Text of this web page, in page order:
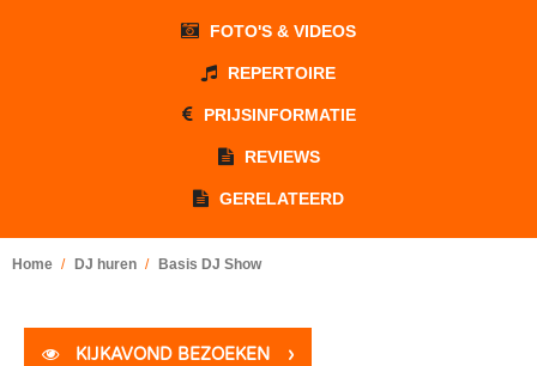
FOTO'S & VIDEOS
REPERTOIRE
PRIJSINFORMATIE
REVIEWS
GERELATEERD
Home DJ huren Basis DJ Show
KIJKAVOND BEZOEKEN ›